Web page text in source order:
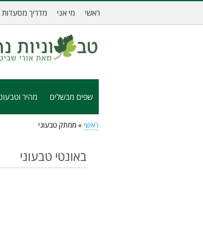
ראשי מי אני מדריך מסעדות
שפים מבשלים מהיר
ראשי » ממתק טבעוני
באונטי טבעוני